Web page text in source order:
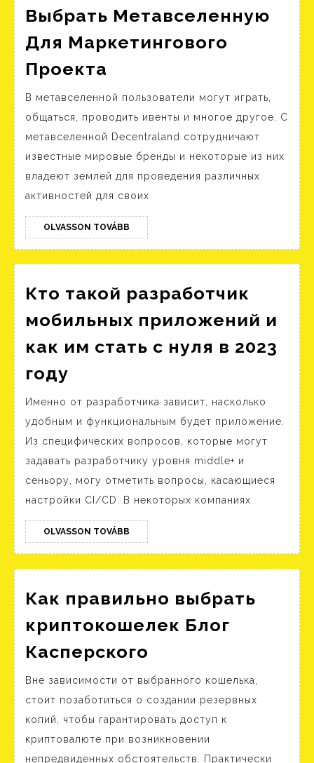
Выбрать Метавселенную
Для Маркетингового
Проекта
Decentraland
Как
Выбрать
Метавселенную
Для
Маркетингового
Проекта
В метавселенной пользователи могут играть,
общаться, проводить ивенты и многое другое. С
метавселенной Decentraland сотрудничают
известные мировые бренды и некоторые из них
владеют землей для проведения различных
активностей для своих
OLVASSON TOVÁBB OLVASSON
TOVÁBB
Кто такой разработчик
мобильных приложений и
как им стать с нуля в 2023
году
разработчик
мобильных
приложений
и
как
им
стать
с
в
2023
Именно от разработчика зависит, насколько
удобным и функциональным будет приложение.
Из специфических вопросов, которые могут
задавать разработчику уровня middle+ и
сеньору, могу отметить вопросы, касающиеся
настройки CI/CD. В некоторых компаниях
OLVASSON TOVÁBB OLVASSON
TOVÁBB
Как правильно выбрать
криптокошелек Блог
Касперского
выбрать
криптокошелек
Блог
Касперского
Вне зависимости от выбранного кошелька,
стоит позаботиться о создании резервных
копий, чтобы гарантировать доступ к
криптовалюте при возникновении
непредвиденных обстоятельств. Практически